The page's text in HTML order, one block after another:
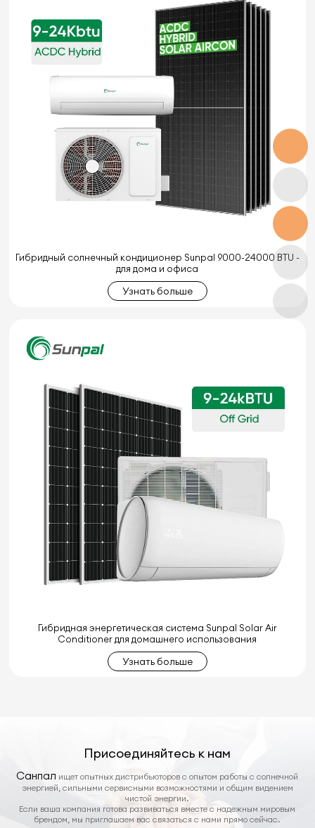
Гибридный солнечный кондиционер Sunpal 9000-24000 BTU -
для дома и офиса
Узнать больше
Гибридная энергетическая система Sunpal Solar Air
Conditioner для домашнего использования
Узнать больше
Присоединяйтесь к нам
Санпал ищет опытных дистрибьюторов с опытом работы с солнечной
энергией, сильными сервисными возможностями и общим видением
чистой энергии.
Если ваша компания готова развиваться вместе с надежным мировым
брендом, мы приглашаем вас связаться с нами прямо сейчас.